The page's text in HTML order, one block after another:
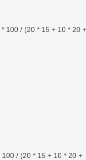
100 / (20 * 15 + 10 * 20 +
/ (20 * 15 + 10 * 20 +